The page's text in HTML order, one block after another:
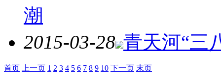
潮
2015-03-28 青天河“三
首页 上一页 1 2 3 4 5 6 7 8 9 10 下一页 末页